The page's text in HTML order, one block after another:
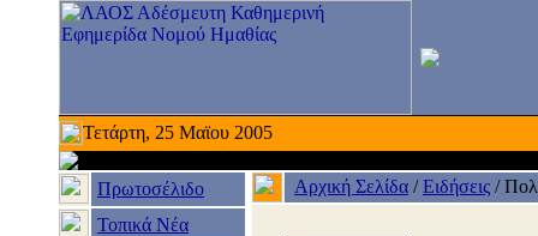
Τετάρτη, 25 Μαϊου 2005
Πρωτοσέλιδο
Τοπικά Νέα
Αρχική Σελίδα /Ειδήσεις /